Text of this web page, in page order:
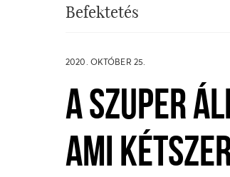
Befektetés
2020. OKTÓBER 25.
A SZUPER
AMI